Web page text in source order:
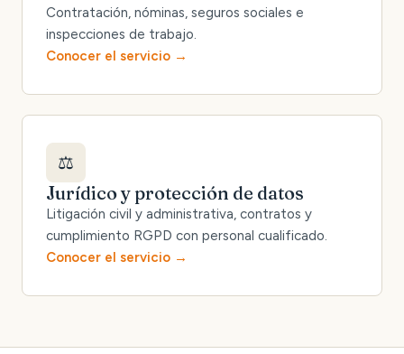
Contratación, nóminas, seguros sociales e
inspecciones de trabajo.
Conocer el servicio
⚖️
Jurídico y protección de datos
Litigación civil y administrativa, contratos y
cumplimiento RGPD con personal cualificado.
Conocer el servicio